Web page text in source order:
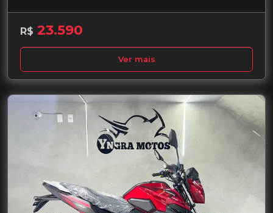
R$ 23.590
Ver mais